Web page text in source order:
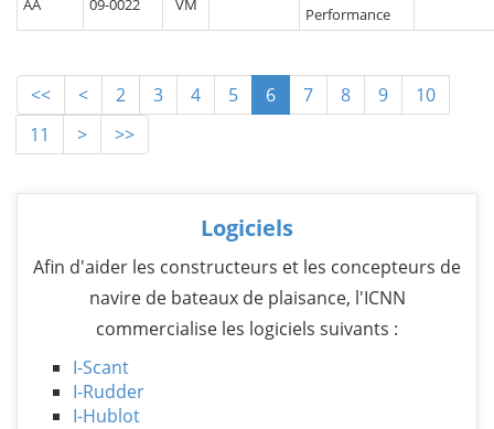
AA 09-0022 VM
Performance
<< < 2 3 4 5 6 7 8 9
10
11
> >>
Logiciels
Afin d'aider les constructeurs et les concepteurs de
navire de bateaux de plaisance, l'ICNN
commercialise les logiciels suivants :
I-Scant
I-Rudder
I-Hublot